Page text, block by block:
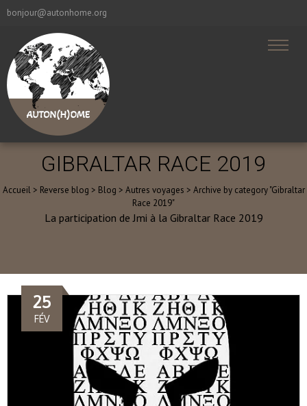
bonjour@autonhome.org
GIBRALTAR RACE 2019
Accueil> Reverse blog > Blog > Autres voyages > Archive by category "Gibraltar
Race 2019"
La participation de Jmi à la Gibraltar Race 2019
25
FÉV